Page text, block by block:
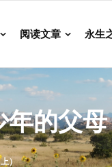
阅读文章 永生
的父
）